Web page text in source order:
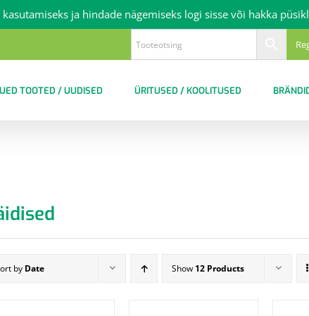
TOOTED / UUDISED ÜRITUSED / KOOLITUSED
by Date Show 12 Products
kasutamiseks ja hindade nägemiseks logi sisse või hakka